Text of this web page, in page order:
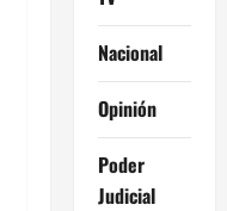
Nacional
Opinión
Poder
Judicial